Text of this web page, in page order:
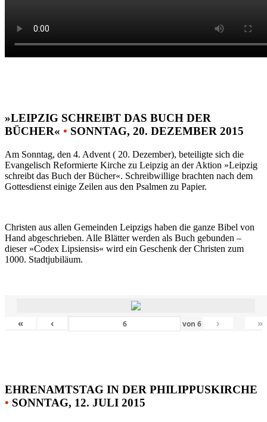
»LEIPZIG SCHREIBT DAS BUCH DER
BÜCHER« • SONNTAG, 20. DEZEMBER 2015
Am Sonntag, den 4. Advent ( 20. Dezember), beteiligte sich die
Evangelisch Reformierte Kirche zu Leipzig an der Aktion »Leipzig
schreibt das Buch der Bücher«. Schreibwillige brachten nach dem
Gottesdienst einige Zeilen aus den Psalmen zu Papier.
Christen aus allen Gemeinden Leipzigs haben die ganze Bibel von
Hand abgeschrieben. Alle Blätter werden als Buch gebunden –
dieser »Codex Lipsiensis« wird ein Geschenk der Christen zum
1000. Stadtjubiläum.
« ‹ von6 › »
EHRENAMTSTAG IN DER PHILIPPUSKIRCHE
• SONNTAG, 12. JULI 2015